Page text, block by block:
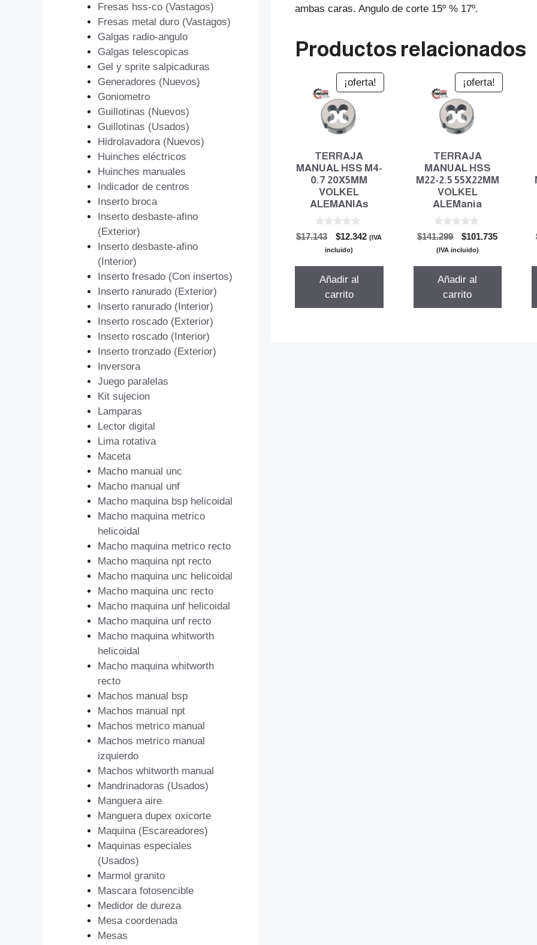
ambas caras. Angulo de corte 15º % 17º.
Productos relacionados
¡oferta!
TERRAJA
MANUAL HSS M4-
0.7 20X5MM
VOLKEL
ALEMANIAs
0
d
$17.143
El
precio
era:
$12.342El(IVA
incluido)
Añadir al
carrito
¡oferta!
TERRAJA
MANUAL HSS
M22-2.5 55X22MM
VOLKEL
ALEMania
0
d
e
$141.299
El
precio
era:
$101.735El
(IVA incluido)
Añadir al
carrito
Fresas hss-co (Vastagos)
Fresas metal duro (Vastagos)
Galgas radio-angulo
Galgas telescopicas
Gel y sprite salpicaduras
Generadores (Nuevos)
Goniometro
Guillotinas (Nuevos)
Guillotinas (Usados)
Hidrolavadora (Nuevos)
Huinches eléctricos
Huinches manuales
Indicador de centros
Inserto broca
Inserto desbaste-afino
(Exterior)
Inserto desbaste-afino
(Interior)
Inserto fresado (Con insertos)
Inserto ranurado (Exterior)
Inserto ranurado (Interior)
Inserto roscado (Exterior)
Inserto roscado (Interior)
Inserto tronzado (Exterior)
Inversora
Juego paralelas
Kit sujecion
Lamparas
Lector digital
Lima rotativa
Maceta
Macho manual unc
Macho manual unf
Macho maquina bsp helicoidal
Macho maquina metrico
helicoidal
Macho maquina metrico recto
Macho maquina npt recto
Macho maquina unc helicoidal
Macho maquina unc recto
Macho maquina unf helicoidal
Macho maquina unf recto
Macho maquina whitworth
helicoidal
Macho maquina whitworth
recto
Machos manual bsp
Machos manual npt
Machos metrico manual
Machos metrico manual
izquierdo
Machos whitworth manual
Mandrinadoras (Usados)
Manguera aire
Manguera dupex oxicorte
Maquina (Escareadores)
Maquinas especiales
(Usados)
Marmol granito
Mascara fotosencible
Medidor de dureza
Mesa coordenada
Mesas